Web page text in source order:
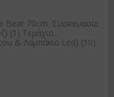
Bear 70cm. Συσκευασία
(1) Τεμάχιο.
& Λαμπάκια Led) (10)